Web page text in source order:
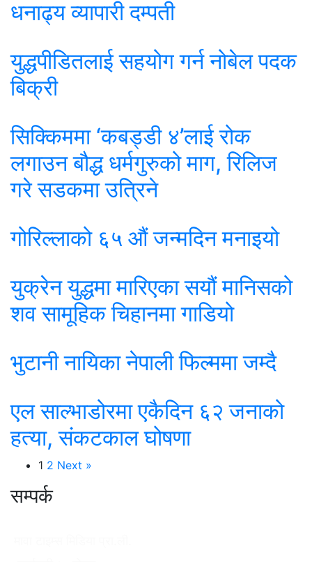
धनाढ्य व्यापारी दम्पती
युद्धपीडितलाई सहयोग गर्न नोबेल पदक
बिक्री
सिक्किममा ‘कबड्डी ४’लाई रोक
लगाउन बौद्ध धर्मगुरुको माग, रिलिज
गरे सडकमा उत्रिने
गोरिल्लाको ६५ औं जन्मदिन मनाइयो
युक्रेन युद्धमा मारिएका सयौं मानिसको
शव सामूहिक चिहानमा गाडियो
भुटानी नायिका नेपाली फिल्ममा जम्दै
एल साल्भाडोरमा एकैदिन ६२ जनाको
हत्या, संकटकाल घोषणा
1 2 Next »
सम्पर्क